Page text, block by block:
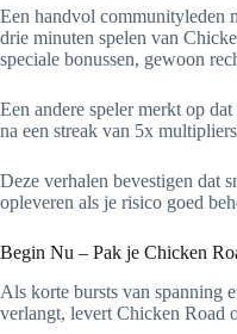
Een handvol communityleden
drie minuten spelen van
speciale bonussen, gewoon
Een andere speler merkt op
na een streak van 5x
Deze verhalen bevestigen dat
opleveren als je risico goed
Begin Nu – Pak je Chicken
Als korte bursts van spanning
verlangt, levert Chicken Road